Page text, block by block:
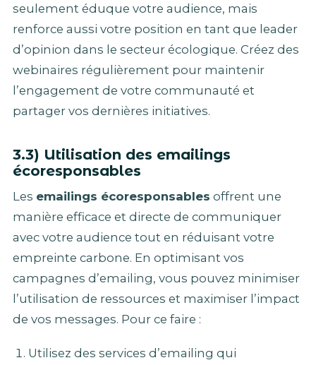
seulement éduque votre audience, mais
renforce aussi votre position en tant que leader
d’opinion dans le secteur écologique. Créez des
webinaires régulièrement pour maintenir
l’engagement de votre communauté et
partager vos dernières initiatives.
3.3) Utilisation des emailings
écoresponsables
Les emailings écoresponsables offrent une
manière efficace et directe de communiquer
avec votre audience tout en réduisant votre
empreinte carbone. En optimisant vos
campagnes d’emailing, vous pouvez minimiser
l’utilisation de ressources et maximiser l’impact
de vos messages. Pour ce faire :
Utilisez des services d’emailing qui